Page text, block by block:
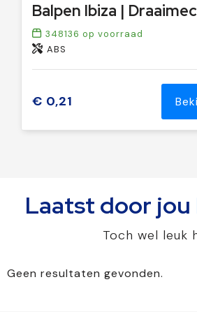
348136 op voorraad
ABS
€ 0,21
Laatst door jou
Toch wel leuk
Geen resultaten gevonden.